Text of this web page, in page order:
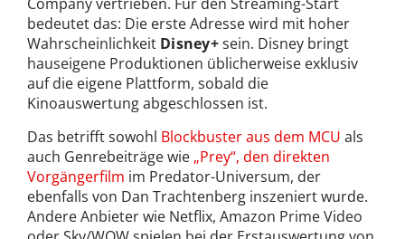
bedeutet das: Die erste Adresse wird mit hoher
Wahrscheinlichkeit Disney+sein. Disney bringt
hauseigene Produktionen üblicherweise exklusiv
auf die eigene Plattform, sobald die
Kinoauswertung abgeschlossen ist.
Das betrifft sowohl Blockbuster aus dem MCU als
auch Genrebeiträge wie „Prey“, den direkten
Vorgängerfilm im Predator-Universum, der
ebenfalls von Dan Trachtenberg inszeniert wurde.
Andere Anbieter wie Netflix, Amazon Prime Video